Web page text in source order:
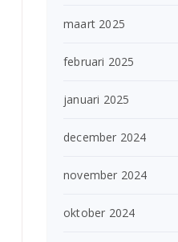
maart 2025
februari 2025
januari 2025
december 2024
november 2024
oktober 2024